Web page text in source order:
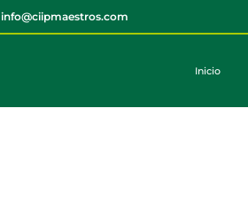
info@ciipmaestros.com
Inicio